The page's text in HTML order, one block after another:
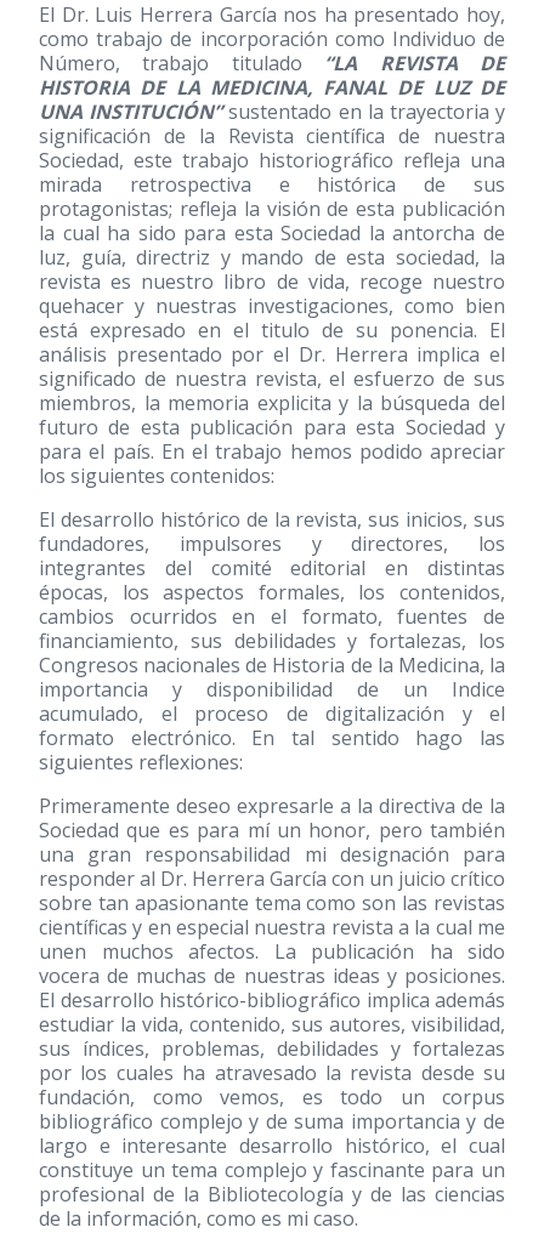
El Dr. Luis Herrera García nos ha presentado hoy,
como trabajo de incorporación como Individuo de
Número, trabajo titulado “LA REVISTA DE
HISTORIA DE LA MEDICINA, FANAL DE LUZ DE
UNA INSTITUCIÓN”sustentado en la trayectoria y
significación de la Revista científica de nuestra
Sociedad, este trabajo historiográfico refleja una
mirada retrospectiva e histórica de sus
protagonistas; refleja la visión de esta publicación
la cual ha sido para esta Sociedad la antorcha de
luz, guía, directriz y mando de esta sociedad, la
revista es nuestro libro de vida, recoge nuestro
quehacer y nuestras investigaciones, como bien
está expresado en el titulo de su ponencia. El
análisis presentado por el Dr. Herrera implica el
significado de nuestra revista, el esfuerzo de sus
miembros, la memoria explicita y la búsqueda del
futuro de esta publicación para esta Sociedad y
para el país. En el trabajo hemos podido apreciar
los siguientes contenidos:
El desarrollo histórico de la revista, sus inicios, sus
fundadores, impulsores y directores, los
integrantes del comité editorial en distintas
épocas, los aspectos formales, los contenidos,
cambios ocurridos en el formato, fuentes de
financiamiento, sus debilidades y fortalezas, los
Congresos nacionales de Historia de la Medicina, la
importancia y disponibilidad de un Indice
acumulado, el proceso de digitalización y el
formato electrónico. En tal sentido hago las
siguientes reflexiones:
Primeramente deseo expresarle a la directiva de la
Sociedad que es para mí un honor, pero también
una gran responsabilidad mi designación para
responder al Dr. Herrera García con un juicio crítico
sobre tan apasionante tema como son las revistas
científicas y en especial nuestra revista a la cual me
unen muchos afectos. La publicación ha sido
vocera de muchas de nuestras ideas y posiciones.
El desarrollo histórico-bibliográfico implica además
estudiar la vida, contenido, sus autores, visibilidad,
sus índices, problemas, debilidades y fortalezas
por los cuales ha atravesado la revista desde su
fundación, como vemos, es todo un corpus
bibliográfico complejo y de suma importancia y de
largo e interesante desarrollo histórico, el cual
constituye un tema complejo y fascinante para un
profesional de la Bibliotecología y de las ciencias
de la información, como es mi caso.